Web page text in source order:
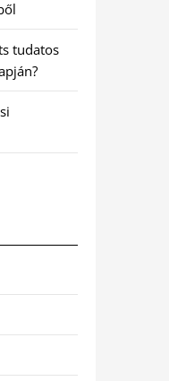
tudatos